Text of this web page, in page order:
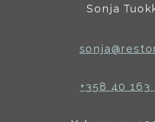
Sonja
+358 40 163